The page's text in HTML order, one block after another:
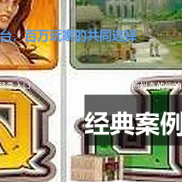
录入口 网页版悟空黑桃A德州真的假的